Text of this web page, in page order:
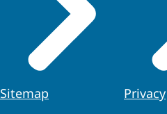
Sitemap Privacy